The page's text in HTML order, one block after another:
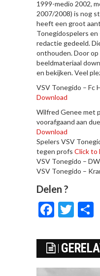
1999-medio 2002,
2007/2008) is nog
heeft een groot
Tonegidospelers
redactie gedeeld.
onthouden. Door
beeldmateriaal
en bekijken. Veel
VSV Tonegido – Fc
Download
Wilfred Genee met
voorafgaand aan
Download
Spelers VSV
tegen profs Click to
VSV Tonegido –
VSV Tonegido –
Delen ?